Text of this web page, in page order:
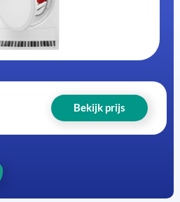
Bekijk prijs